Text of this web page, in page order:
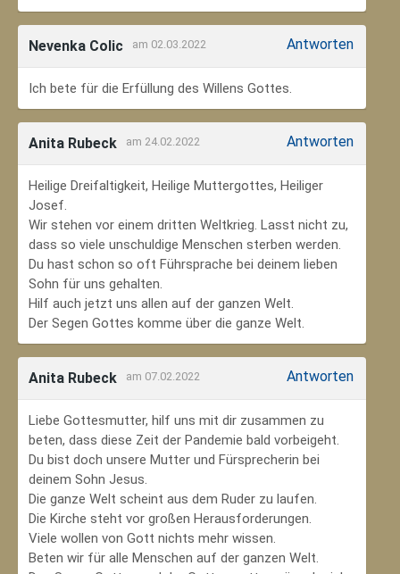
Nevenka Colic am 02.03.2022 Antworten
Ich bete für die Erfüllung des Willens Gottes.
Anita Rubeck am 24.02.2022 Antworten
Heilige Dreifaltigkeit, Heilige Muttergottes, Heiliger
Josef.
Wir stehen vor einem dritten Weltkrieg. Lasst nicht zu,
dass so viele unschuldige Menschen sterben werden.
Du hast schon so oft Führsprache bei deinem lieben
Sohn für uns gehalten.
Hilf auch jetzt uns allen auf der ganzen Welt.
Der Segen Gottes komme über die ganze Welt.
Anita Rubeck am 07.02.2022 Antworten
Liebe Gottesmutter, hilf uns mit dir zusammen zu
beten, dass diese Zeit der Pandemie bald vorbeigeht.
Du bist doch unsere Mutter und Fürsprecherin bei
deinem Sohn Jesus.
Die ganze Welt scheint aus dem Ruder zu laufen.
Die Kirche steht vor großen Herausforderungen.
Viele wollen von Gott nichts mehr wissen.
Beten wir für alle Menschen auf der ganzen Welt.